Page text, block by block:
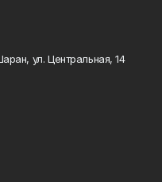
ул. Центральная, 14